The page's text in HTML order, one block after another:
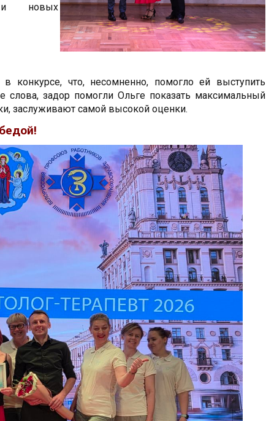
и новых
конкурсе, что, несомненно, помогло ей выступить
слова, задор помогли Ольге показать максимальный
заслуживают самой высокой оценки.